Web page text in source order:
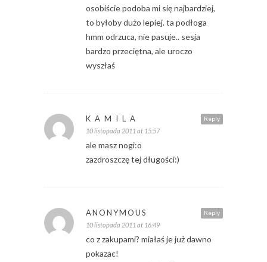
osobiście podoba mi się najbardziej,
to byłoby dużo lepiej. ta podłoga
hmm odrzuca, nie pasuje.. sesja
bardzo przeciętna, ale uroczo
wyszłaś
Reply
K A M I L A
10 listopada 2011 at 15:57
ale masz nogi:o
zazdroszczę tej długości:)
Reply
ANONYMOUS
10 listopada 2011 at 16:49
co z zakupami? miałaś je już dawno
pokazac!